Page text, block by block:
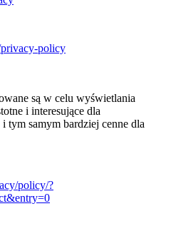
policy
są w celu wyświetlania
i interesujące dla
samym bardziej cenne dla
policy/?